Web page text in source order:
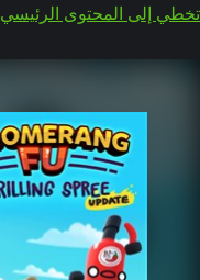
تخطي إلى المحتوى الرئيسي